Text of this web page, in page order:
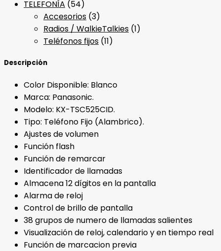
TELEFONÍA (54)
Accesorios (3)
Radios / WalkieTalkies (1)
Teléfonos fijos (11)
Descripción
Color Disponible: Blanco
Marca: Panasonic.
Modelo: KX-TSC525CID.
Tipo: Teléfono Fijo (Alambrico).
Ajustes de volumen
Función flash
Función de remarcar
Identificador de llamadas
Almacena 12 dígitos en la pantalla
Alarma de reloj
Control de brillo de pantalla
38 grupos de numero de llamadas salientes
Visualización de reloj, calendario y en tiempo real
Función de marcacion previa